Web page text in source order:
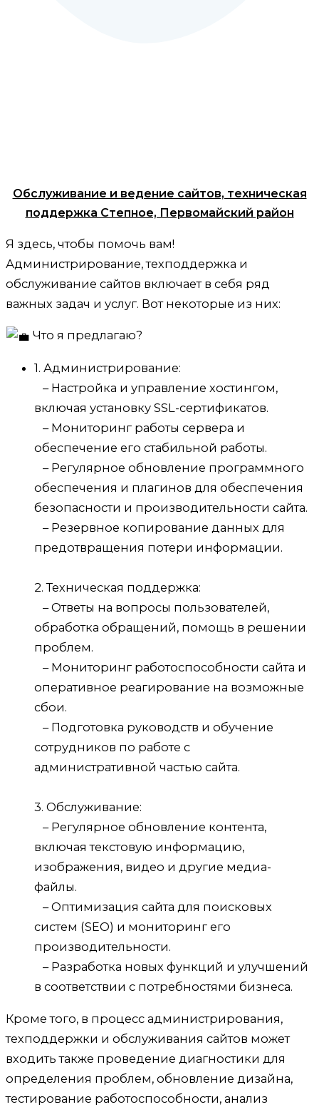
Обслуживание и ведение сайтов, техническая
поддержка Степное, Первомайский район
Я здесь, чтобы помочь вам!
Администрирование, техподдержка и
обслуживание сайтов включает в себя ряд
важных задач и услуг. Вот некоторые из них:
Что я предлагаю?
1. Администрирование:
– Настройка и управление хостингом,
включая установку SSL-сертификатов.
– Мониторинг работы сервера и
обеспечение его стабильной работы.
– Регулярное обновление программного
обеспечения и плагинов для обеспечения
безопасности и производительности сайта.
– Резервное копирование данных для
предотвращения потери информации.
2. Техническая поддержка:
– Ответы на вопросы пользователей,
обработка обращений, помощь в решении
проблем.
– Мониторинг работоспособности сайта и
оперативное реагирование на возможные
сбои.
– Подготовка руководств и обучение
сотрудников по работе с
административной частью сайта.
3. Обслуживание:
– Регулярное обновление контента,
включая текстовую информацию,
изображения, видео и другие медиа-
файлы.
– Оптимизация сайта для поисковых
систем (SEO) и мониторинг его
производительности.
– Разработка новых функций и улучшений
в соответствии с потребностями бизнеса.
Кроме того, в процесс администрирования,
техподдержки и обслуживания сайтов может
входить также проведение диагностики для
определения проблем, обновление дизайна,
тестирование работоспособности, анализ